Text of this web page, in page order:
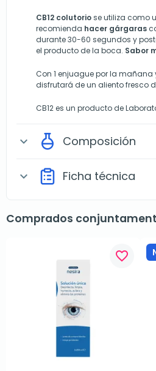
CB12 colutoriose utiliza como
recomienda hacer gárgaras
durante 30-60 segundos y
el producto de la boca. Sabor
Con 1 enjuague por la mañana
disfrutará de un aliento fresco
CB12 es un producto de
expand_more Composición
expand_more Ficha técnica
Comprados
favorite_border